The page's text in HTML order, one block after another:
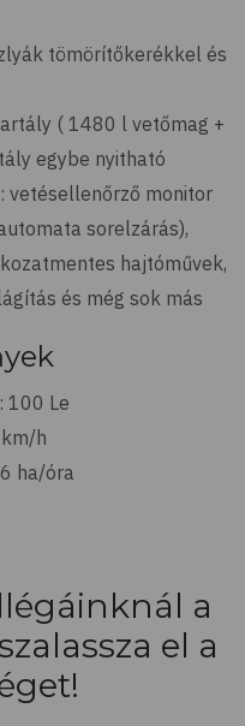
tömörítőkerékkel és
( 1480 l vetőmag +
egybe nyitható
vetésellenőrző monitor
sorelzárás),
hajtóművek,
és még sok más
100 Le
h
ha/óra
a
el a